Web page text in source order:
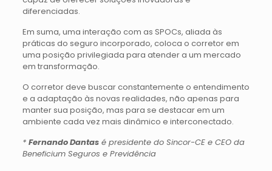
diferenciadas.
Em suma, uma interação com as SPOCs, aliada às
práticas do seguro incorporado, coloca o corretor em
uma posição privilegiada para atender a um mercado
em transformação.
O corretor deve buscar constantemente o entendimento
e a adaptação às novas realidades, não apenas para
manter sua posição, mas para se destacar em um
ambiente cada vez mais dinâmico e interconectado.
* Fernando Dantasé presidente do Sincor-CE e CEO da
Beneficium Seguros e Previdência